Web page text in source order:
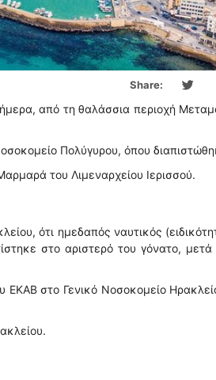
Share:
από τη θαλάσσια περιοχή
Πολύγυρου, όπου
του Λιμεναρχείου Ιερισσού.
ότι ημεδαπός ναυτικός
στο αριστερό του γόνατο,
στο Γενικό Νοσοκομείο